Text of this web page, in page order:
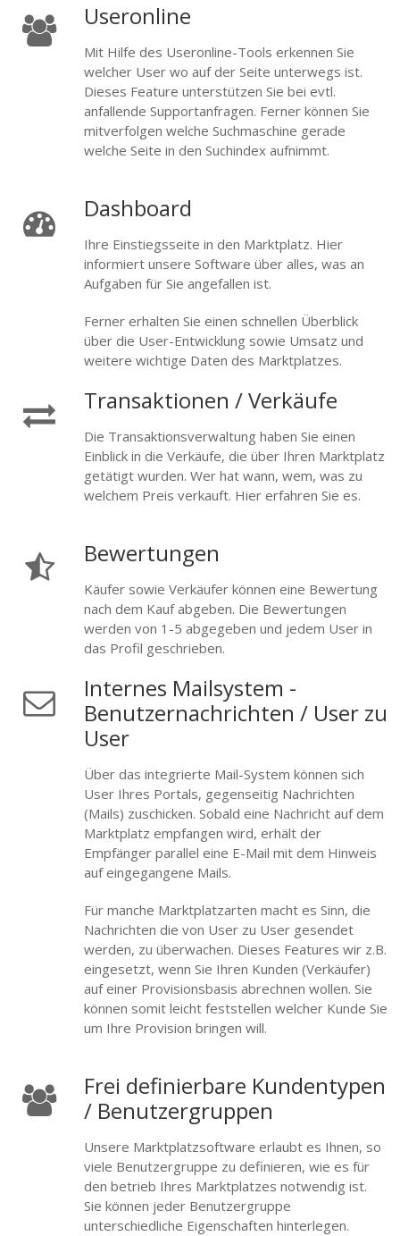
Useronline
Mit Hilfe des Useronline-Tools erkennen Sie
welcher User wo auf der Seite unterwegs ist.
Dieses Feature unterstützen Sie bei evtl.
anfallende Supportanfragen. Ferner können Sie
mitverfolgen welche Suchmaschine gerade
welche Seite in den Suchindex aufnimmt.
Dashboard
Ihre Einstiegsseite in den Marktplatz. Hier
informiert unsere Software über alles, was an
Aufgaben für Sie angefallen ist.
Ferner erhalten Sie einen schnellen Überblick
über die User-Entwicklung sowie Umsatz und
weitere wichtige Daten des Marktplatzes.
Transaktionen / Verkäufe
Die Transaktionsverwaltung haben Sie einen
Einblick in die Verkäufe, die über Ihren Marktplatz
getätigt wurden. Wer hat wann, wem, was zu
welchem Preis verkauft. Hier erfahren Sie es.
Bewertungen
Käufer sowie Verkäufer können eine Bewertung
nach dem Kauf abgeben. Die Bewertungen
werden von 1-5 abgegeben und jedem User in
das Profil geschrieben.
Internes Mailsystem -
Benutzernachrichten / User zu
User
Über das integrierte Mail-System können sich
User Ihres Portals, gegenseitig Nachrichten
(Mails) zuschicken. Sobald eine Nachricht auf dem
Marktplatz empfangen wird, erhält der
Empfänger parallel eine E-Mail mit dem Hinweis
auf eingegangene Mails.
Für manche Marktplatzarten macht es Sinn, die
Nachrichten die von User zu User gesendet
werden, zu überwachen. Dieses Features wir z.B.
eingesetzt, wenn Sie Ihren Kunden (Verkäufer)
auf einer Provisionsbasis abrechnen wollen. Sie
können somit leicht feststellen welcher Kunde Sie
um Ihre Provision bringen will.
Frei definierbare Kundentypen
/ Benutzergruppen
Unsere Marktplatzsoftware erlaubt es Ihnen, so
viele Benutzergruppe zu definieren, wie es für
den betrieb Ihres Marktplatzes notwendig ist.
Sie können jeder Benutzergruppe
unterschiedliche Eigenschaften hinterlegen.